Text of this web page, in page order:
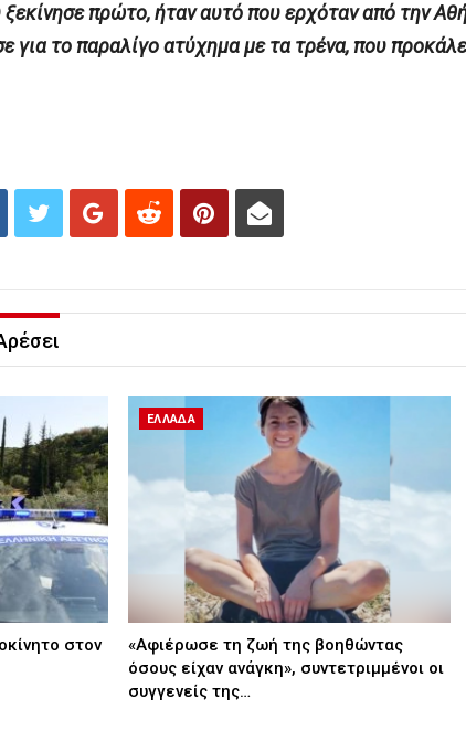
πρώτο, ήταν αυτό που ερχόταν από την
το παραλίγο ατύχημα με τα τρένα, που
στον
ΕΛΛΑΔΑ
«Αφιέρωσε τη ζωή της βοηθώντας
όσους είχαν ανάγκη», συντετριμμένοι οι
συγγενείς της…